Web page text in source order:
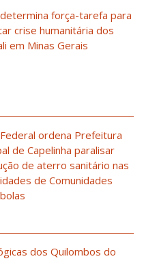
determina força-tarefa para
crise humanitária dos
em Minas Gerais
Federal ordena Prefeitura
de Capelinha paralisar
de aterro sanitário nas
de Comunidades
dos Quilombos do